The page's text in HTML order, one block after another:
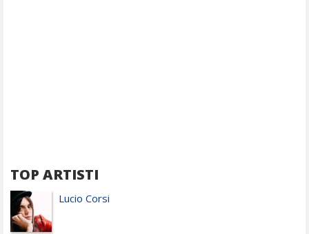
TOP ARTISTI
Lucio Corsi